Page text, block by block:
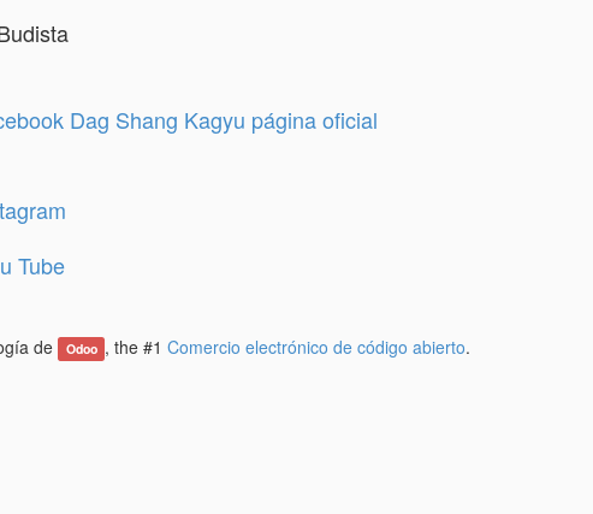
Dag Shang Kagyu página oficial
Tube
de Odoo , the #1 Comercio electrónico de código abierto.